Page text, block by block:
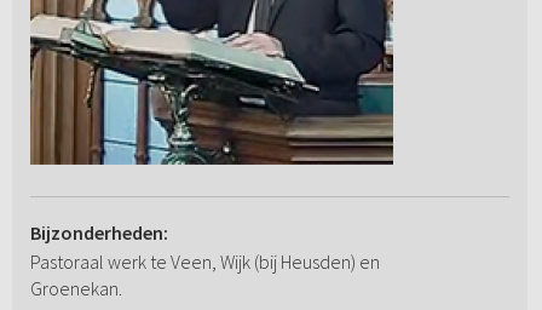
Bijzonderheden:
Pastoraal werk te Veen, Wijk (bij Heusden) en
Groenekan.